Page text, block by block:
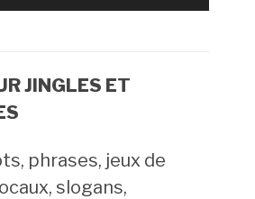
JINGLES ET
phrases, jeux de
slogans,